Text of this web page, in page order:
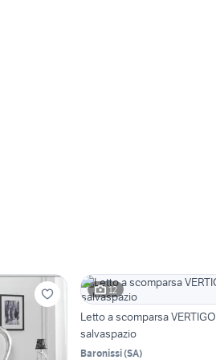
12
Letto a scomparsa VERTIGO
salvaspazio
Baronissi(SA)